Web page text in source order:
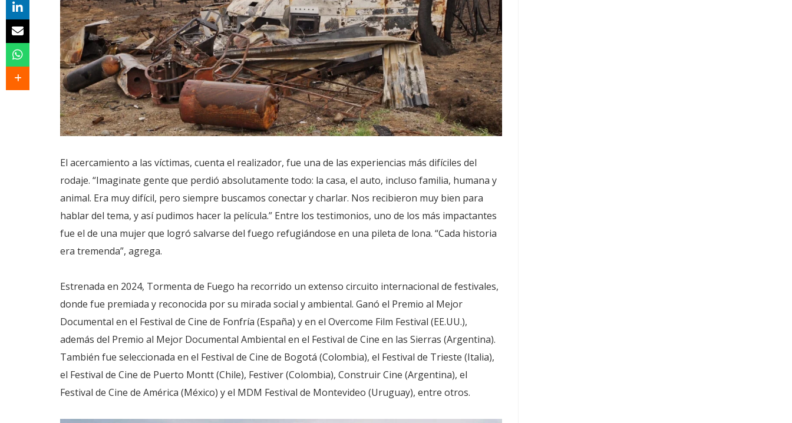
El acercamiento a las víctimas, cuenta el realizador, fue una de las experiencias más difíciles del
rodaje. “Imaginate gente que perdió absolutamente todo: la casa, el auto, incluso familia, humana y
animal. Era muy difícil, pero siempre buscamos conectar y charlar. Nos recibieron muy bien para
hablar del tema, y así pudimos hacer la película.” Entre los testimonios, uno de los más impactantes
fue el de una mujer que logró salvarse del fuego refugiándose en una pileta de lona. “Cada historia
era tremenda”, agrega.
Estrenada en 2024, Tormenta de Fuego ha recorrido un extenso circuito internacional de festivales,
donde fue premiada y reconocida por su mirada social y ambiental. Ganó el Premio al Mejor
Documental en el Festival de Cine de Fonfría (España) y en el Overcome Film Festival (EE.UU.),
además del Premio al Mejor Documental Ambiental en el Festival de Cine en las Sierras (Argentina).
También fue seleccionada en el Festival de Cine de Bogotá (Colombia), el Festival de Trieste (Italia),
el Festival de Cine de Puerto Montt (Chile), Festiver (Colombia), Construir Cine (Argentina), el
Festival de Cine de América (México) y el MDM Festival de Montevideo (Uruguay), entre otros.